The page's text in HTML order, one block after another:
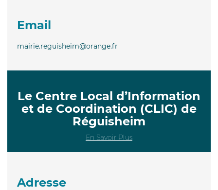
Email
mairie.reguisheim@orange.fr
Le Centre Local d’Information
et de Coordination (CLIC) de
Réguisheim
En Savoir Plus
Adresse